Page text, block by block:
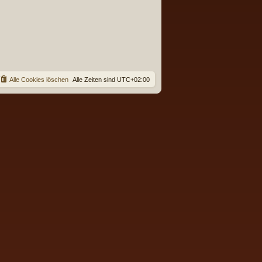
Alle Zeiten sind UTC+02:00
Alle Cookies löschen